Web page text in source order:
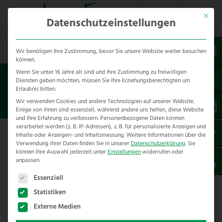
Sie sind hier:Knotengeflechte
OTTERSCHUTZ-GEFLECHT
Das Otterschutz-Geflecht gibt es in
verschiedenen Versionen
Dieses Geflecht wurde für den speziellen
Einsatz als Otterschutzzaun mit
mechanischem Überkletterschutz entwickelt.
Mit
Datenschutzeinstellungen
Wir benötigen Ihre Zustimmung, bevor Sie unsere Website weiter besuchen
können.
Wenn Sie unter 16 Jahre alt sind und Ihre Zustimmung zu freiwilligen
Diensten geben möchten, müssen Sie Ihre Erziehungsberechtigten um
Erlaubnis bitten.
Wir verwenden Cookies und andere Technologien auf unserer Website.
Einige von ihnen sind essenziell, während andere uns helfen, diese Website
und Ihre Erfahrung zu verbessern. Personenbezogene Daten können
verarbeitet werden (z. B. IP-Adressen), z. B. für personalisierte Anzeigen und
Inhalte oder Anzeigen- und Inhaltsmessung.Weitere Informationen über die
Verwendung Ihrer Daten finden Sie in unsererDatenschutzerklärung. Sie
können Ihre Auswahl jederzeit unterEinstellungenwiderrufen oder
anpassen.
Es folgt eine Liste der Service-Gruppen, für die eine
Essenziell
Statistiken
Externe Medien